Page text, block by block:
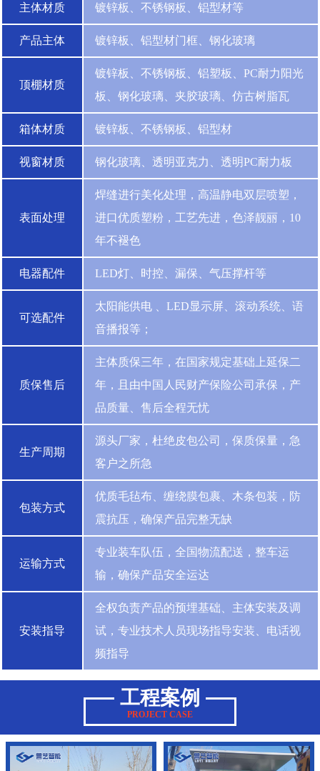
主体材质 镀锌板、不锈钢板、铝型材等
产品主体 镀锌板、铝型材门框、钢化玻璃
顶棚材质
镀锌板、不锈钢板、铝塑板、PC耐力阳光
板、钢化玻璃、夹胶玻璃、仿古树脂瓦
箱体材质 镀锌板、不锈钢板、铝型材
视窗材质 钢化玻璃、透明亚克力、透明PC耐力板
表面处理
焊缝进行美化处理，高温静电双层喷塑，
进口优质塑粉，工艺先进，色泽靓丽，10
年不褪色
电器配件 LED灯、时控、漏保、气压撑杆等
可选配件
太阳能供电 、LED显示屏、滚动系统、语
音播报等；
质保售后
主体质保三年，在国家规定基础上延保二
年，且由中国人民财产保险公司承保，产
品质量、售后全程无忧
生产周期
源头厂家，杜绝皮包公司，保质保量，急
客户之所急
包装方式
优质毛毡布、缠绕膜包裹、木条包装，防
震抗压，确保产品完整无缺
运输方式
专业装车队伍，全国物流配送，整车运
输，确保产品安全运达
安装指导
全权负责产品的预埋基础、主体安装及调
试，专业技术人员现场指导安装、电话视
频指导
工程案例
PROJECT CASE